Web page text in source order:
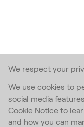
We respect your
We use cookies to
social media
Cookie Notice to
and how you can